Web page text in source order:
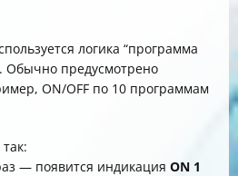
логика “программа
Обычно предусмотрено
ON/OFF по 10 программам
— появится индикация ON 1